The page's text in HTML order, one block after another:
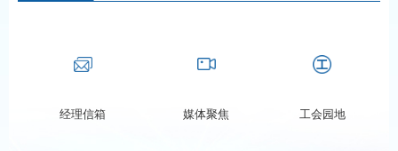
经理信箱 媒体聚焦 工会园地